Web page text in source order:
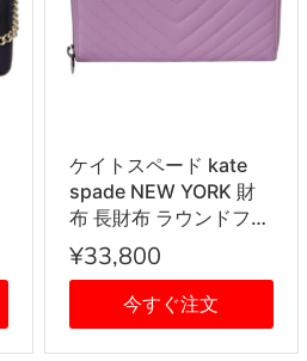
ケイトスペード kate
spade NEW YORK 財
布 長財布 ラウンドファ
スナー財布 PWRU7121
519 ピンク系
¥33,800
今すぐ注文